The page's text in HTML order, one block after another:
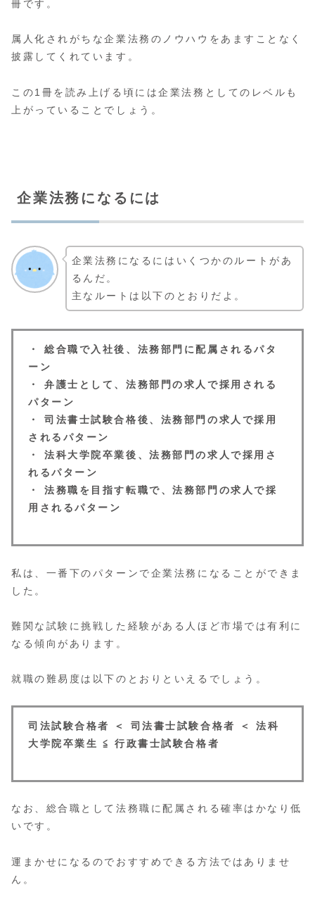
冊です。
属人化されがちな企業法務のノウハウをあますことなく
披露してくれています。
この1冊を読み上げる頃には企業法務としてのレベルも
上がっていることでしょう。
企業法務になるには
企業法務になるにはいくつかのルートがあ
るんだ。
主なルートは以下のとおりだよ。
・ 総合職で入社後、法務部門に配属されるパタ
ーン
・ 弁護士として、法務部門の求人で採用される
パターン
・ 司法書士試験合格後、法務部門の求人で採用
されるパターン
・ 法科大学院卒業後、法務部門の求人で採用さ
れるパターン
・ 法務職を目指す転職で、法務部門の求人で採
用されるパターン
私は、一番下のパターンで企業法務になることができま
した。
難関な試験に挑戦した経験がある人ほど市場では有利に
なる傾向があります。
就職の難易度は以下のとおりといえるでしょう。
司法試験合格者 ＜ 司法書士試験合格者 ＜ 法科
大学院卒業生 ≦ 行政書士試験合格者
なお、総合職として法務職に配属される確率はかなり低
いです。
運まかせになるのでおすすめできる方法ではありませ
ん。